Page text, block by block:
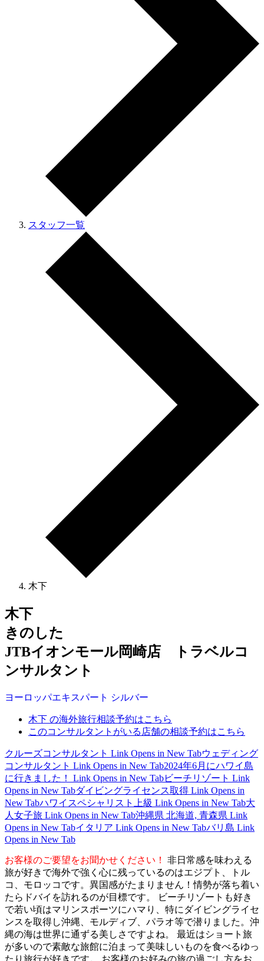
スタッフ一覧
木下
木下
きのした
JTBイオンモール岡崎店 トラベルコ
ンサルタント
ヨーロッパエキスパート シルバー
木下 の海外旅行相談予約はこちら
このコンサルタントがいる店舗の相談予約はこちら
クルーズコンサルタント Link Opens in New Tabウェディング
コンサルタント Link Opens in New Tab2024年6月にハワイ島
に行きました！
Link Opens in New Tabビーチリゾート Link
Opens in New Tabダイビングライセンス取得 Link Opens in
New Tabハワイスペシャリスト上級 Link Opens in New Tab大
人女子旅 Link Opens in New Tab沖縄県 北海道, 青森県 Link
Opens in New Tabイタリア Link Opens in New Tabバリ島 Link
Opens in New Tab
お客様のご要望をお聞かせください！
非日常感を味わえる
旅が好きで海外で強く心に残っているのはエジプト、トル
コ、モロッコです。異国感がたまりません！情勢が落ち着い
たらドバイを訪れるのが目標です。 ビーチリゾートも好き
で若い頃はマリンスポーツにハマり、特にダイビングライセ
ンスを取得し沖縄、モルディブ、パラオ等で潜りました。沖
縄の海は世界に通ずる美しさですよね。 最近はショート旅
が多いので素敵な旅館に泊まって美味しいものを食べるゆっ
たり旅行が好きです。 お客様のお好みの旅の過ごし方をお